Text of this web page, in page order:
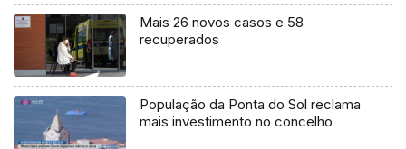
Mais 26 novos casos e 58
recuperados
População da Ponta do Sol reclama
mais investimento no concelho